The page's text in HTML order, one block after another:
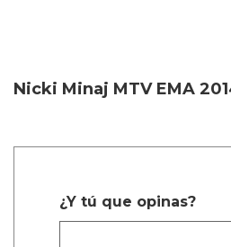
Nicki Minaj MTV EMA
¿Y tú que opinas?